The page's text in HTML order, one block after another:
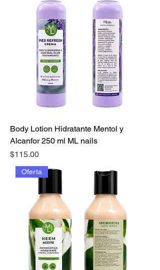
Body Lotion Hidratante Mentol y
Alcanfor 250 ml ML nails
Precio
$115.00
Oferta